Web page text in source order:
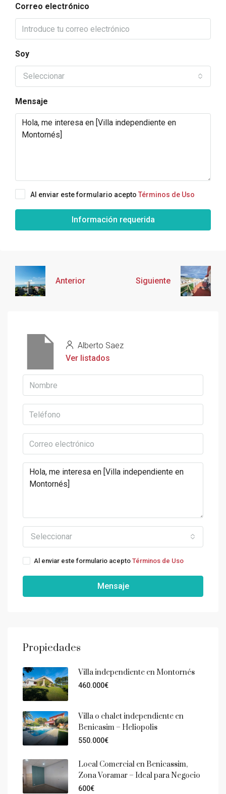
Correo electrónico
Soy
Seleccionar
Mensaje
Al enviar este formulario acepto Términos de Uso
Información requerida
Anterior Siguiente
Alberto Saez
Ver listados
Seleccionar
Al enviar este formulario acepto Términos de Uso
Mensaje
Propiedades
Villa independiente en Montornés
460.000€
Villa o chalet independiente en
Benicasim – Heliopolis
550.000€
Local Comercial en Benicassim,
Zona Voramar – Ideal para Negocio
600€